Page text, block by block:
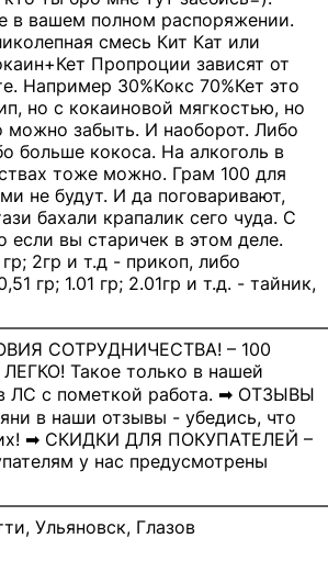
в вашем полном распоряжении.
смесь Кит Кат или
Пропроции зависят от
Например 30%Кокс 70%Кет это
но с кокаиновой мягкостью, но
можно забыть. И наоборот. Либо
больше кокоса. На алкоголь в
тоже можно. Грам 100 для
не будут. И да поговаривают,
бахали крапалик сего чуда. С
вы старичек в этом деле.
2гр и т.д - прикоп, либо
гр; 1.01 гр; 2.01гр и т.д. - тайник,
СОТРУДНИЧЕСТВА! – 100
Такое только в нашей
с пометкой работа. ➡ ОТЗЫВЫ
в наши отзывы - убедись, что
➡ СКИДКИ ДЛЯ ПОКУПАТЕЛЕЙ –
у нас предусмотрены
Ульяновск, Глазов